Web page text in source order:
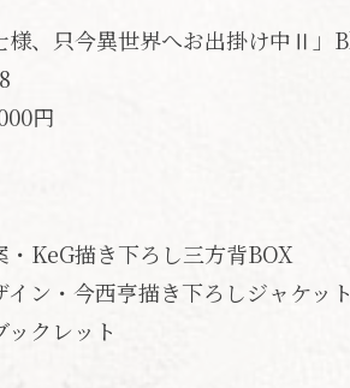
様、只今異世界へお出掛け中Ⅱ」
円
KeG描き下ろし三方背BOX
ン・今西亨描き下ろしジャケッ
クレット